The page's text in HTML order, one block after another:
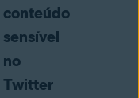
conteúdo
sensível
no
Twitter